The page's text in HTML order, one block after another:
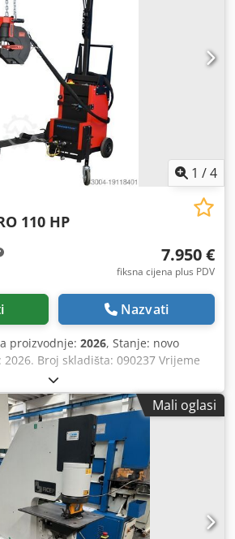
1 /4
110 HP
7.950 €
fiksna cijena plus PDV
Nazvati
proizvodnje: 2026, Stanje: novo
Broj skladišta: 090237 Vrijeme
mogućnost prodaje prije planirane
Poljska Cijena: 7950 € Mjesečna
€ Na zalihama: 1 Snaga probijanja: 47
mm Maksimalni promjer rupe: 27
ovalne rupe: 25 x 18 mm Vrijeme
debljina lima – konstrukcijski
700 bara Duljina: 479 mm Širina:
Težina: 117 kg MOBILNA
STANICA Dvostrani rad –
probijanja i povrat Opseg
Mali oglasi